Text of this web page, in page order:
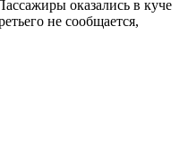
оказались в куче
не сообщается,